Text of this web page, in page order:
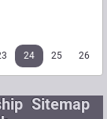
24 25 26
Sitemap